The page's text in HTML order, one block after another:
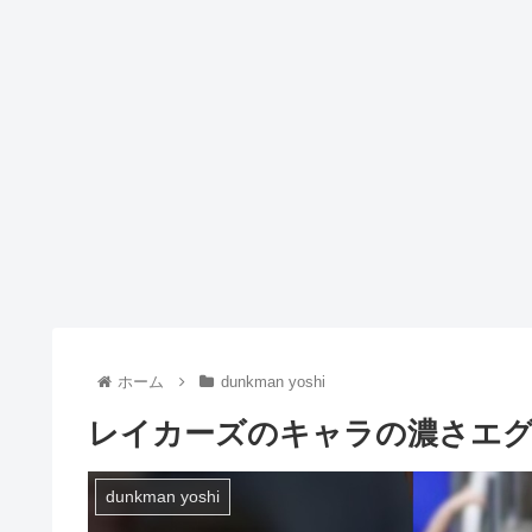
ホーム dunkman yoshi
レイカーズのキャラの濃さエ
dunkman yoshi